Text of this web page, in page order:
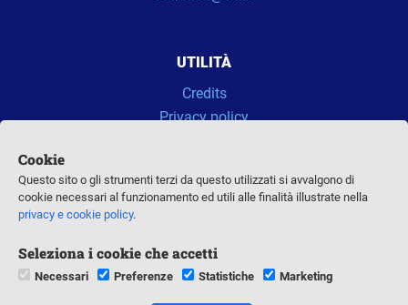
UTILITÀ
Credits
Privacy policy
Cookie
Questo sito o gli strumenti terzi da questo utilizzati si avvalgono di
cookie necessari al funzionamento ed utili alle finalità illustrate nella
privacy e cookie policy.
Seleziona i cookie che accetti
Necessari Preferenze Statistiche Marketing